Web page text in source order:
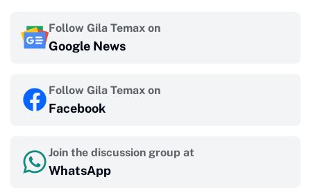
Follow Gila Temax on
Google News
Follow Gila Temax on
Facebook
Join the discussion group at
WhatsApp